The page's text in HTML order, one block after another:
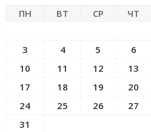
ПН ВТ СР ЧТ
3
4 5 6
10
11 12 13
17
18 19 20
24
25 26 27
31